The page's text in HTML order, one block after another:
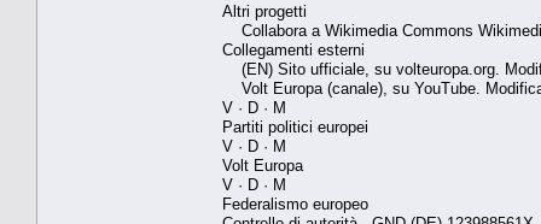
Altri progetti
Collabora a Wikimedia Commons
Collegamenti esterni
(EN) Sito ufficiale, su volteuropa.org.
Volt Europa (canale), su YouTube.
V · D · M
Partiti politici europei
V · D · M
Volt Europa
V · D · M
Federalismo europeo